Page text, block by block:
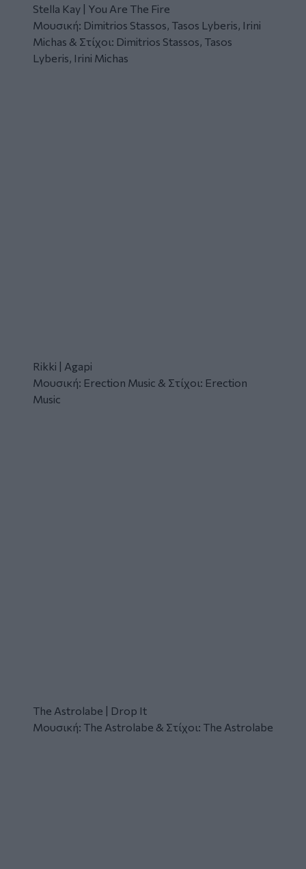
Stella Kay | You Are The Fire
Μουσική: Dimitrios Stassos, Tasos Lyberis, Irini
Michas & Στίχοι: Dimitrios Stassos, Tasos
Lyberis, Irini Michas
Rikki | Agapi
Μουσική: Erection Music & Στίχοι: Erection
Music
The Astrolabe | Drop It
Μουσική: The Astrolabe & Στίχοι: The Astrolabe